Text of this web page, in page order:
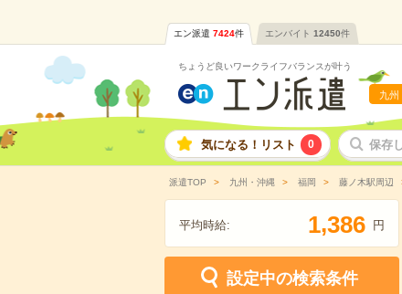
エン派遣 7424件 エンバイト 12450件
ちょうど良いワークライフバランスが叶う
九州
気になる！リスト 0 保存
派遣TOP 九州・沖縄 福岡 藤ノ木駅周辺
平均時給: 1,386 円
設定中の検索条件